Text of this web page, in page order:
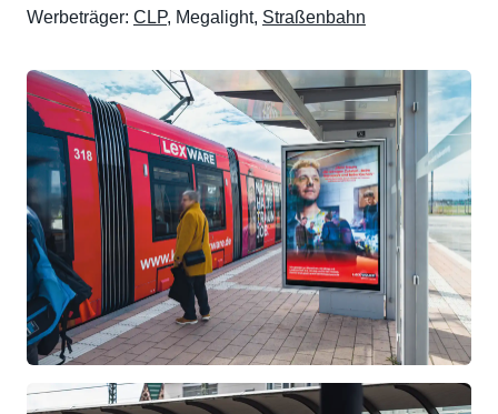
Werbeträger: CLP, Megalight, Straßenbahn